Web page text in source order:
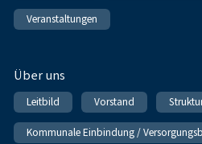
Veranstaltungen
Über uns
Leitbild Vorstand
Kommunale Einbindung /